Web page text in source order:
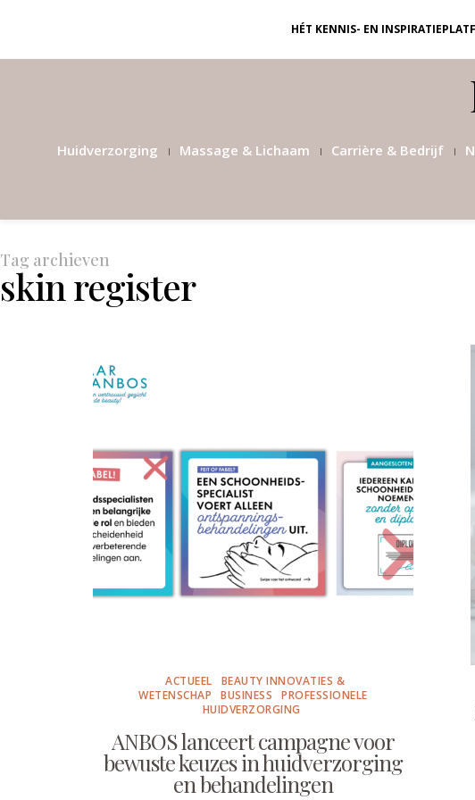
HÉT KENNIS- EN
Huidverzorging Massage & Lichaam Carrière & Bedrijf
Tag archieven
skin register
ACTUEEL
BEAUTY INNOVATIES &
WETENSCHAP
BUSINESS
PROFESSIONELE
HUIDVERZORGING
ANBOS lanceert campagne voor
bewuste keuzes in huidverzorging
en behandelingen